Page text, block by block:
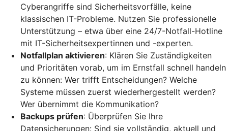
Cyberangriffe sind Sicherheitsvorfälle, keine
klassischen IT-Probleme. Nutzen Sie professionelle
Unterstützung – etwa über eine 24/7-Notfall-Hotline
mit IT-Sicherheitsexpertinnen und -experten.
Notfallplan aktivieren: Klären Sie Zuständigkeiten
und Prioritäten vorab, um im Ernstfall schnell handeln
zu können: Wer trifft Entscheidungen? Welche
Systeme müssen zuerst wiederhergestellt werden?
Wer übernimmt die Kommunikation?
Backups prüfen: Überprüfen Sie Ihre
Datensicherungen: Sind sie vollständig, aktuell und